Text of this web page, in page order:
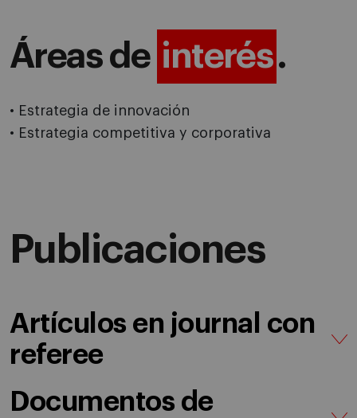
Áreas de interés.
• Estrategia de innovación
• Estrategia competitiva y corporativa
Publicaciones
Artículos en journal con
referee
Documentos de